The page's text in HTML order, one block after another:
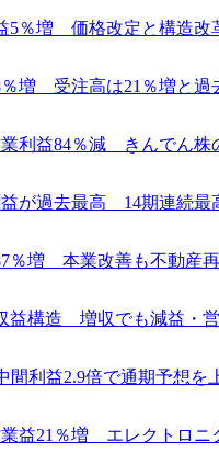
5％増 価格改定と構造改
増 受注高は21％増と過
利益84％減 きんでん株
が過去最高 14期連続最
％増 本業改善も不動産
益構造 増収でも減益・
間利益2.9倍で通期予想
益21％増 エレクトロニ